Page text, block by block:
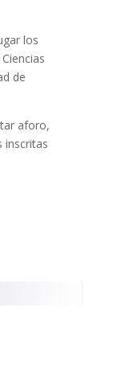
los
de
aforo,
inscritas